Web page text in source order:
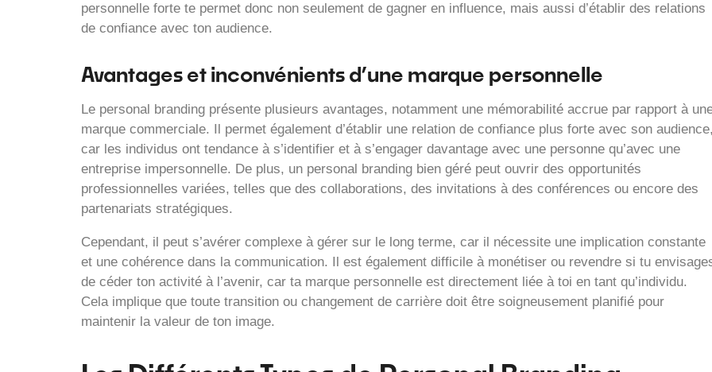
personnelle forte te permet donc non seulement de gagner en influence, mais aussi d’établir des relations
de confiance avec ton audience.
Avantages et inconvénients d’une marque personnelle
Le personal branding présente plusieurs avantages, notamment une mémorabilité accrue par rapport à
marque commerciale. Il permet également d’établir une relation de confiance plus forte avec son
car les individus ont tendance à s’identifier et à s’engager davantage avec une personne qu’avec une
entreprise impersonnelle. De plus, un personal branding bien géré peut ouvrir des opportunités
professionnelles variées, telles que des collaborations, des invitations à des conférences ou encore des
partenariats stratégiques.
Cependant, il peut s’avérer complexe à gérer sur le long terme, car il nécessite une implication constante
et une cohérence dans la communication. Il est également difficile à monétiser ou revendre si tu
de céder ton activité à l’avenir, car ta marque personnelle est directement liée à toi en tant qu’individu.
Cela implique que toute transition ou changement de carrière doit être soigneusement planifié pour
maintenir la valeur de ton image.